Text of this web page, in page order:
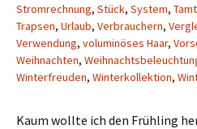
Stromrechnung, Stück, System,
Trapsen, Urlaub, Verbrauchern,
Verwendung, voluminöses Haar,
Weihnachten,
Winterfreuden, Winterkollektion,
Kaum wollte ich den Frühling